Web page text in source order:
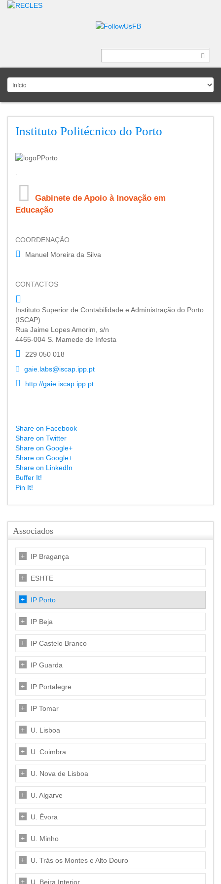
Instituto Politécnico do Porto
Gabinete de Apoio à Inovação em
Educação
COORDENAÇÃO
Manuel Moreira da Silva
CONTACTOS
Instituto Superior de Contabilidade e Administração do Porto
(ISCAP)
Rua Jaime Lopes Amorim, s/n
4465-004 S. Mamede de Infesta
229 050 018
gaie.labs@iscap.ipp.pt
http://gaie.iscap.ipp.pt
Share on Facebook
Share on Twitter
Share on Google+
Share on Google+
Share on LinkedIn
Buffer It!
Pin It!
Associados
IP Bragança
ESHTE
IP Porto
IP Beja
IP Castelo Branco
IP Guarda
IP Portalegre
IP Tomar
U. Lisboa
U. Coimbra
U. Nova de Lisboa
U. Algarve
U. Évora
U. Minho
U. Trás os Montes e Alto Douro
U. Beira Interior